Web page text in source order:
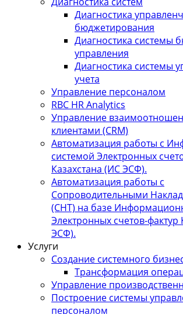
Диагностика
бюджетирования
Диагностика системы
управления
Диагностика системы
учета
Управление персоналом
RBC HR Аnalytics
Управление
клиентами (СRM)
Автоматизация работы с
системой Электронных
Казахстана (ИС ЭСФ).
Автоматизация работы с
Сопроводительными
(СНТ) на базе
Электронных счетов-фактур
ЭСФ).
Услуги
Создание системного
Трансформация
Управление
Построение системы
персоналом